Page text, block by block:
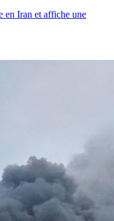
en Iran et affiche une